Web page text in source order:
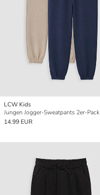
LCW Kids
Jungen Jogger-Sweatpants 2er-Pack
14.99 EUR